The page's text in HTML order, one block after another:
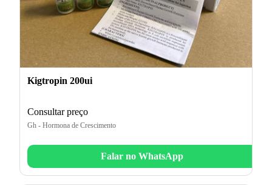
Kigtropin 200ui
Consultar preço
Gh - Hormona de Crescimento
Falar no WhatsApp